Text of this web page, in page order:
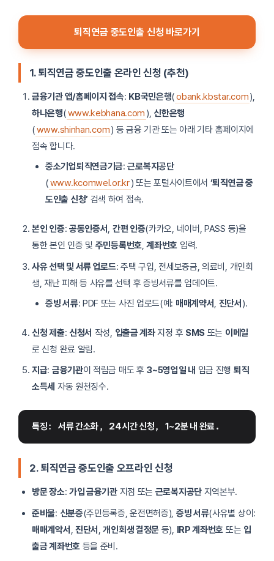
퇴직연금 중도인출 신청 바로가기
1. 퇴직연금 중도인출 온라인 신청 (추천)
금융기관 앱/홈페이지 접속: KB국민은행(obank.kbstar.com),
하나은행(www.kebhana.com ), 신한은행
(www.shinhan.com) 등 금융 기관 또는 아래 기타 홈페이지에
접속 합니다.
중소기업퇴직연금기금:근로복지공단
(www.kcomwel.or.kr) 또는 포털사이트에서 ‘퇴직연금 중
도인출 신청’검색 하여 접속.
본인 인증: 공동인증서, 간편 인증(카카오, 네이버, PASS 등)을
통한 본인 인증 및 주민등록번호,계좌번호 입력.
사유 선택 및 서류 업로드: 주택 구입, 전세보증금, 의료비, 개인회
생, 재난 피해 등 사유를 선택 후 증빙서류를 업데이트.
증빙 서류: PDF 또는 사진 업로드(예: 매매계약서, 진단서 ).
신청 제출: 신청서 작성, 입출금 계좌지정 후 SMS 또는 이메일
로 신청 완료 알림.
지급: 금융기관이 적립금 매도 후 3~5영업일 내 입금 진행 퇴직
소득세 자동 원천징수.
특징: 서류 간소화, 24시간 신청, 1~2분 내 완료.
2. 퇴직연금 중도인출 오프라인 신청
방문 장소: 가입 금융기관지점 또는 근로복지공단지역본부.
준비물: 신분증(주민등록증, 운전면허증), 증빙 서류(사유별 상이:
매매계약서 , 진단서 ,개인회생 결정문 등), IRP 계좌번호 또는 입
출금 계좌번호등을 준비.